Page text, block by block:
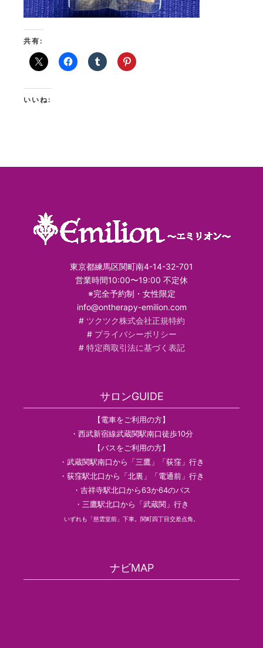
共有:
いいね:
東京都練馬区関町南4-14-32-701
営業時間10:00〜19:00 不定休
※完全予約制・女性限定
info@ontherapy-emilion.com
# ツクツク株式会社正規特約
# プライバシーポリシー
# 特定商取引法に基づく表記
サロンGUIDE
【電車をご利用の方】
・西武新宿線武蔵関駅南口徒歩10分
【バスをご利用の方】
・武蔵関駅南口から「三鷹」「荻窪」行き
・荻窪駅北口から「北裏」「電通前」行き
・吉祥寺駅北口から63か64のバス
・三鷹駅北口から「武蔵関」行き
いずれも「慈雲堂前」下車。関町四丁目交差点角。
ナビMAP